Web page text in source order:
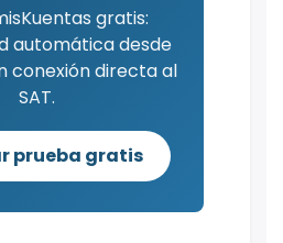
gratis:
automática desde
conexión directa al
SAT.
prueba gratis